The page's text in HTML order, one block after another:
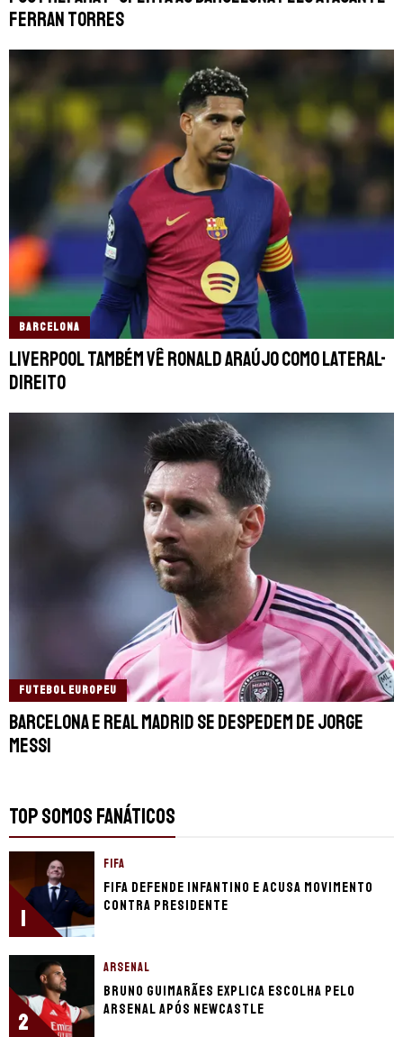
Ferran Torres
BARCELONA
Liverpool também vê Ronald Araújo como lateral-
direito
FUTEBOL EUROPEU
Barcelona e Real Madrid se despedem de Jorge
Messi
TOP SOMOS FANÁTICOS
1
FIFA
Fifa defende Infantino e acusa movimento
contra presidente
2
ARSENAL
Bruno Guimarães explica escolha pelo
Arsenal após Newcastle